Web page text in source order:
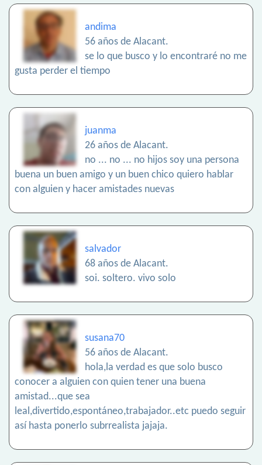
andima
56 años de Alacant.
se lo que busco y lo encontraré no me
gusta perder el tiempo
juanma
26 años de Alacant.
no ... no ... no hijos soy una persona
buena un buen amigo y un buen chico quiero hablar
con alguien y hacer amistades nuevas
salvador
68 años de Alacant.
soi. soltero. vivo solo
susana70
56 años de Alacant.
hola,la verdad es que solo busco
conocer a alguien con quien tener una buena
amistad...que sea
leal,divertido,espontáneo,trabajador..etc puedo seguir
así hasta ponerlo subrrealista jajaja.